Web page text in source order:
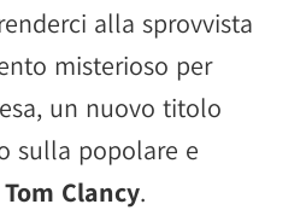
alla sprovvista
misterioso per
un nuovo titolo
sulla popolare e
Tom Clancy.